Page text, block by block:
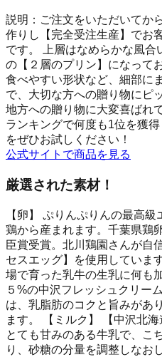
説明：ご注文をいただいてか
作りし【完全受注生産】でお
です。 上層はなめらかな風
の【２層のプリン】になって
食べやすい形状など、細部に
で、大切な方への贈り物にピ
地方への贈り物に大変喜ばれ
ランキングで何度も1位を獲
をぜひお試しください！
公式サイトで商品を見る
厳選された素材！
【卵】 ぷりんぷりんの最高
鶏から産まれます。千葉県鶏
臣賞受賞。北川鶏園さんが自
セスエッグ】を使用していま
場で育った乳牛の生乳に何も
５%の中沢フレッシュクリー
は、乳脂肪のコクと旨みがあ
ます。 【ミルク】 【中沢北
とても甘みのある牛乳で、こ
り、砂糖の分量を調整しなお